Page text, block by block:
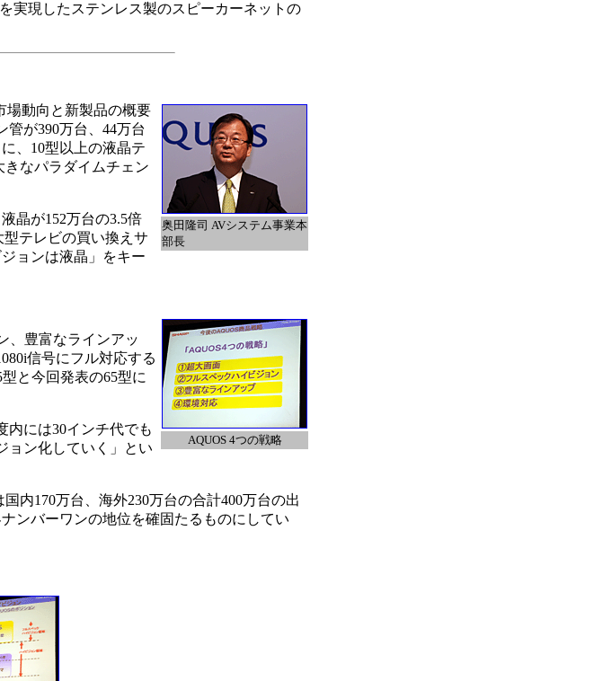
実現したステンレス製のスピーカーネットの
奥田隆司 AVシステム事業本
部長
動向と新製品の概要
管が390万台、44万台
、10型以上の液晶テ
きなパラダイムチェン
晶が152万台の3.5倍
テレビの買い換えサ
ョンは液晶」をキー
AQUOS 4つの戦略
、豊富なラインアッ
信号にフル対応する
と今回発表の65型に
には30インチ代でも
ョン化していく」とい
内170万台、海外230万台の合計400万台の出
ンバーワンの地位を確固たるものにしてい